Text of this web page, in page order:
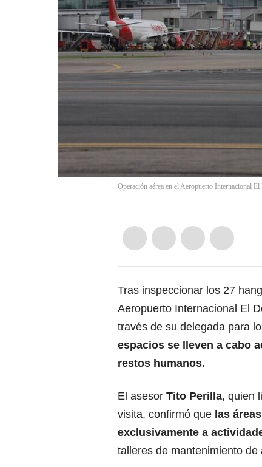
Operación aérea en el Aeropuerto Internacional
Tras inspeccionar los 27
Aeropuerto Internacional El
través de su delegada para
espacios se lleven a cabo
restos humanos.
El asesor Tito Perilla, quien
visita, confirmó que las
exclusivamente a
talleres de mantenimiento